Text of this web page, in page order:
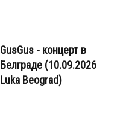
GusGus - концерт в
Белграде (10.09.2026
Luka Beograd)